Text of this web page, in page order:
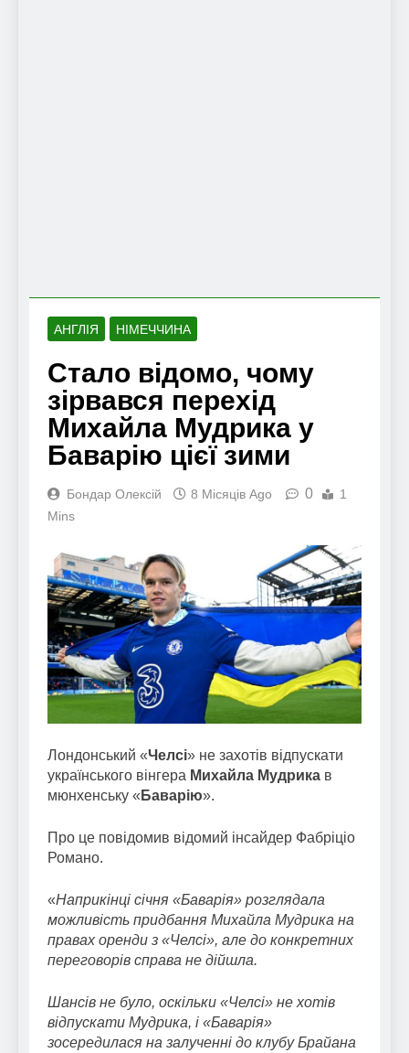
АНГЛІЯ НІМЕЧЧИНА
Стало відомо, чому
зірвався перехід
Михайла Мудрика у
Баварію цієї зими
Бондар Олексій 8 Місяців Ago 0
1
Mins
Лондонський «Челсі» не захотів відпускати
українського вінгера Михайла Мудрика в
мюнхенську « Баварію».
Про це повідомив відомий інсайдер Фабріціо
Романо.
«Наприкінці січня «Баварія» розглядала
можливість придбання Михайла Мудрика на
правах оренди з «Челсі», але до конкретних
переговорів справа не дійшла.
Шансів не було, оскільки «Челсі» не хотів
відпускати Мудрика, і «Баварія»
зосередилася на залученні до клубу Брайана